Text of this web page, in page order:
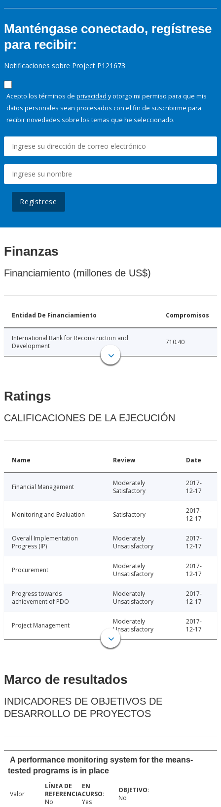
Manténgase conectado, regístrese
para recibir:
Notificaciones sobre Project P121673
Acepto los términos de privacidad y otorgo mi permiso para que mis
datos personales sean procesados con el fin de suscribirme para
recibir novedades sobre los temas que he seleccionado.
Regístrese
Finanzas
Financiamiento (millones de US$)
Entidad De Financiamiento Compromisos
International Bank for Reconstruction and
Development
710.40
Ratings
CALIFICACIONES DE LA EJECUCIÓN
Name Review Date
Financial Management
Moderately
Satisfactory
2017-
12-17
Monitoring and Evaluation Satisfactory
2017-
12-17
Overall Implementation
Progress (IP)
Moderately
Unsatisfactory
2017-
12-17
Procurement
Moderately
Unsatisfactory
2017-
12-17
Progress towards
achievement of PDO
Moderately
Unsatisfactory
2017-
12-17
Project Management
Moderately
Unsatisfactory
2017-
12-17
Marco de resultados
INDICADORES DE OBJETIVOS DE
DESARROLLO DE PROYECTOS
A performance monitoring system for the means-
tested programs is in place
Valor
No
Yes No